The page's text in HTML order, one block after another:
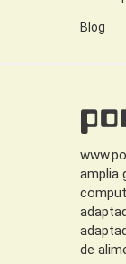
Blog
amplia
de